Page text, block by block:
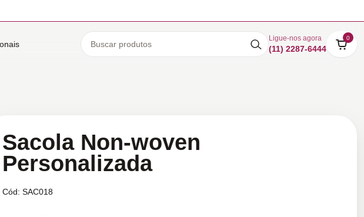
Ligue-nos agora
(11) 2287-6444
0
Sacola Non-woven
Personalizada
Cód: SAC018